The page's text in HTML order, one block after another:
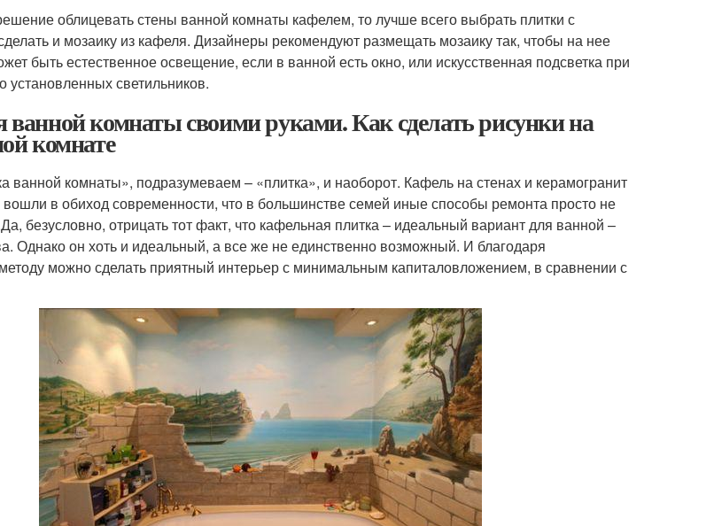
облицевать стены ванной комнаты кафелем, то лучше всего выбрать плитки с
и мозаику из кафеля. Дизайнеры рекомендуют размещать мозаику так, чтобы на нее
быть естественное освещение, если в ванной есть окно, или искусственная подсветка при
светильников.
ванной комнаты своими руками. Как сделать рисунки на
комнате
ванной комнаты», подразумеваем – «плитка», и наоборот. Кафель на стенах и керамогранит
вошли в обиход современности, что в большинстве семей иные способы ремонта просто не
безусловно, отрицать тот факт, что кафельная плитка – идеальный вариант для ванной –
Однако он хоть и идеальный, а все же не единственно возможный. И благодаря
можно сделать приятный интерьер с минимальным капиталовложением, в сравнении с